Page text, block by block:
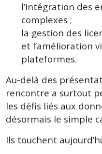
l’intégration des
complexes ;
la gestion des
et l’amélioration
plateformes.
Au-delà des
rencontre a surtout
les défis liés aux
désormais le simple
Ils touchent